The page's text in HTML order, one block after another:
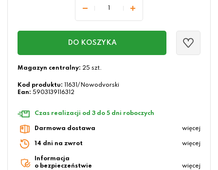
DO KOSZYKA
Magazyn centralny: 25 szt.
Kod produktu:
11631/Nowodvorski
Ean: 5903139116312
Czas realizacji od 3 do 5 dni roboczych
Darmowa dostawa więcej
14 dni na zwrot więcej
Informacja
o bezpieczeństwie
więcej